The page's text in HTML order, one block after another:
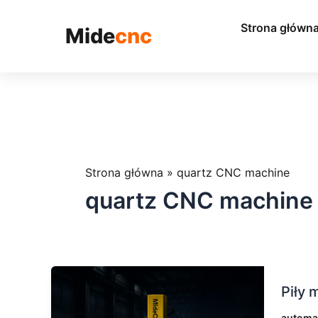
Midecnc Strona
Strona główna » quartz CNC machine
quartz CNC machine
Piły